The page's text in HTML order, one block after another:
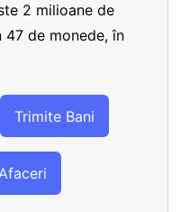
2 milioane de
de monede, în
Trimite Bani